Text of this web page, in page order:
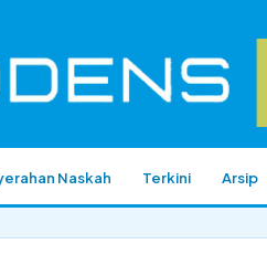
Naskah Terkini Arsip